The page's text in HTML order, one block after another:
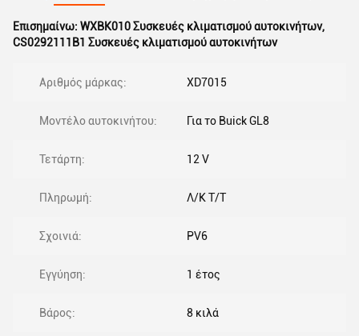
Επισημαίνω: WXBK010 Συσκευές κλιματισμού αυτοκινήτων,
CS0292111B1 Συσκευές κλιματισμού αυτοκινήτων
Αριθμός μάρκας: XD7015
Μοντέλο αυτοκινήτου: Για το Buick GL8
Τετάρτη: 12 V
Πληρωμή: Λ/Κ Τ/Τ
Σχοινιά: PV6
Εγγύηση: 1 έτος
Βάρος: 8 κιλά